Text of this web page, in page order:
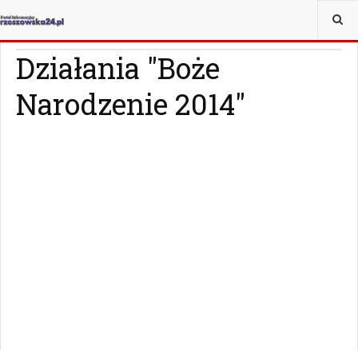
JESTEŚ TUTAJ:
Działania "Boże
Narodzenie 2014"